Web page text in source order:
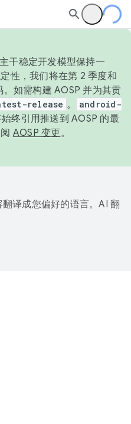
干稳定开发模型保持一
性，我们将在第 2 季度和
如需构建 AOSP 并为其贡
release 。
android-
终引用推送到 AOSP 的最
AOSP 变更。
译成您偏好的语言。AI 翻